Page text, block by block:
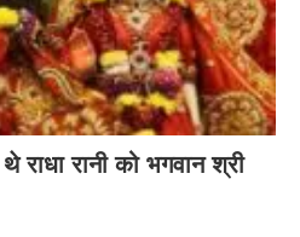
राधा रानी को भगवान श्री